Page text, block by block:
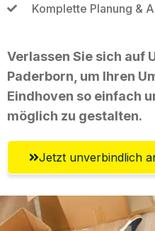
Komplette Planung &
Verlassen Sie sich auf
Paderborn, um Ihren
Eindhoven so einfach
möglich zu gestalten.
Jetzt unverbindlich